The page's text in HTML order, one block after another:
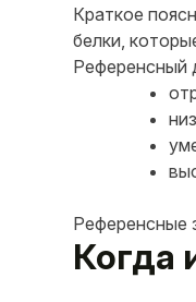
Краткое
белки,
Референсный
Референсные
Когда